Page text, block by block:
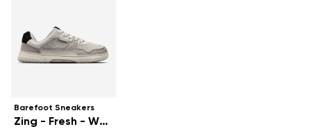
Barefoot Sneakers
Zing - Fresh - White & Beige